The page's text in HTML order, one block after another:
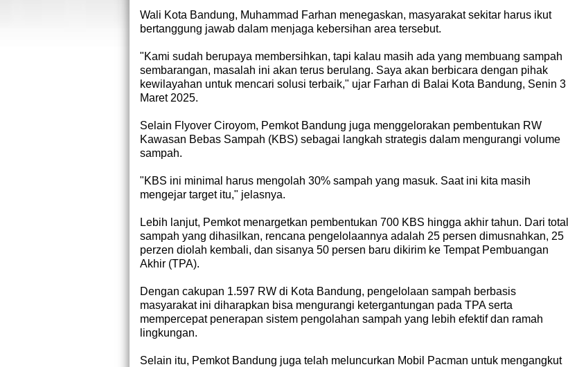
Wali Kota Bandung, Muhammad Farhan menegaskan, masyarakat sekitar harus ikut
bertanggung jawab dalam menjaga kebersihan area tersebut.
"Kami sudah berupaya membersihkan, tapi kalau masih ada yang membuang sampah
sembarangan, masalah ini akan terus berulang. Saya akan berbicara dengan pihak
kewilayahan untuk mencari solusi terbaik," ujar Farhan di Balai Kota Bandung, Senin 3
Maret 2025.
Selain Flyover Ciroyom, Pemkot Bandung juga menggelorakan pembentukan RW
Kawasan Bebas Sampah (KBS) sebagai langkah strategis dalam mengurangi volume
sampah.
"KBS ini minimal harus mengolah 30% sampah yang masuk. Saat ini kita masih
mengejar target itu," jelasnya.
Lebih lanjut, Pemkot menargetkan pembentukan 700 KBS hingga akhir tahun. Dari total
sampah yang dihasilkan, rencana pengelolaannya adalah 25 persen dimusnahkan, 25
perzen diolah kembali, dan sisanya 50 persen baru dikirim ke Tempat Pembuangan
Akhir (TPA).
Dengan cakupan 1.597 RW di Kota Bandung, pengelolaan sampah berbasis
masyarakat ini diharapkan bisa mengurangi ketergantungan pada TPA serta
mempercepat penerapan sistem pengolahan sampah yang lebih efektif dan ramah
lingkungan.
Selain itu, Pemkot Bandung juga telah meluncurkan Mobil Pacman untuk mengangkut